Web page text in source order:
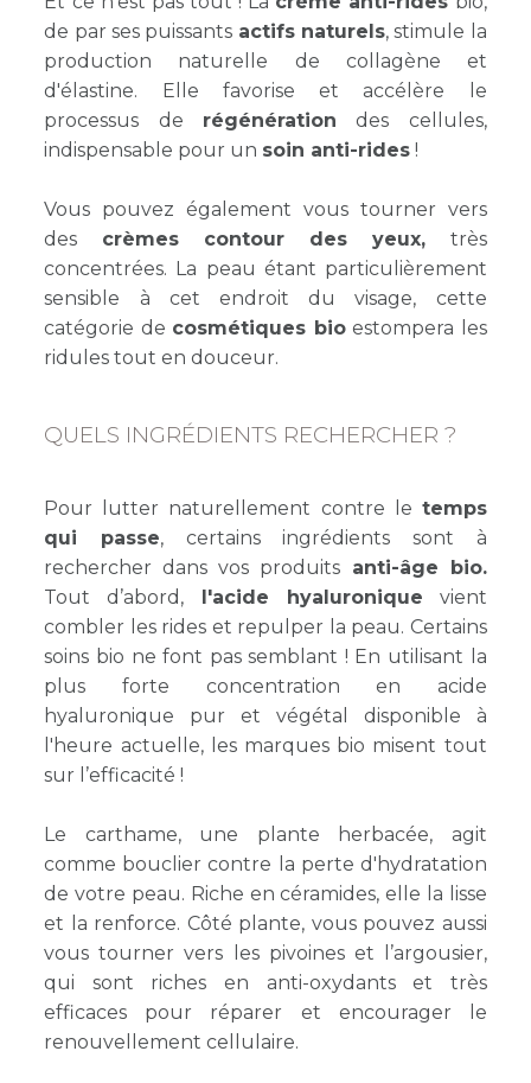
de par ses puissants actifs naturels, stimule la
production naturelle de collagène et
d'élastine. Elle favorise et accélère le
processus de régénération des cellules,
indispensable pour un soin anti-rides !
Vous pouvez également vous tourner vers
des crèmes contour des yeux, très
concentrées. La peau étant particulièrement
sensible à cet endroit du visage, cette
catégorie de cosmétiques bioestompera les
ridules tout en douceur.
QUELS INGRÉDIENTS RECHERCHER ?
Pour lutter naturellement contre le temps
qui passe, certains ingrédients sont à
rechercher dans vos produitsanti-âge bio.
Tout d’abord, l'acide hyaluronique vient
combler les rides et repulper la peau. Certains
soins bio ne font pas semblant ! En utilisant la
plus forte concentration en acide
hyaluronique pur et végétal disponible à
l'heure actuelle, les marques bio misent tout
sur l’efficacité !
Le carthame, une plante herbacée, agit
comme bouclier contre la perte d'hydratation
de votre peau. Riche en céramides, elle la lisse
et la renforce. Côté plante, vous pouvez aussi
vous tourner vers les pivoines et l’argousier,
qui sont riches en anti-oxydants et très
efficaces pour réparer et encourager le
renouvellement cellulaire.